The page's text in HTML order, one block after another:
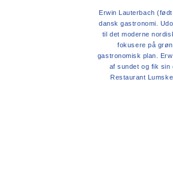
Erwin Lauterbach
dansk gastronomi.
til det moderne
fokusere på
gastronomisk plan.
af sundet og fik sin
Restaurant